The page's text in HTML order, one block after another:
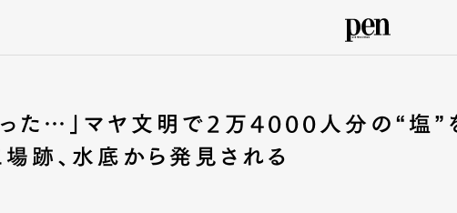
った…」マヤ文明で2万4000人分の“塩”
跡、水底から発見される